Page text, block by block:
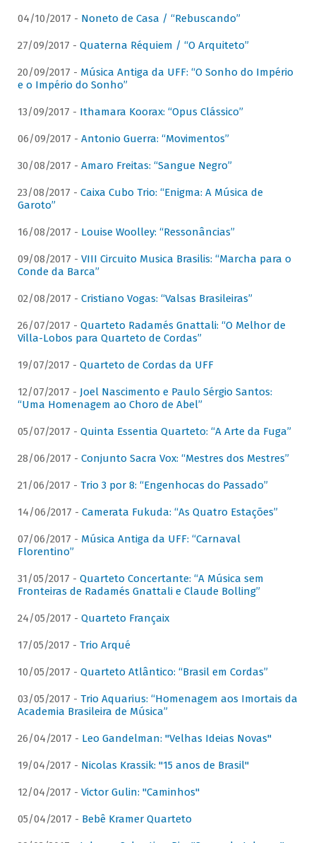
04/10/2017 - Noneto de Casa / “Rebuscando”
27/09/2017 - Quaterna Réquiem / “O Arquiteto”
20/09/2017 - Música Antiga da UFF: “O Sonho do Império
e o Império do Sonho”
13/09/2017 - Ithamara Koorax: “Opus Clássico”
06/09/2017 - Antonio Guerra: “Movimentos”
30/08/2017 - Amaro Freitas: “Sangue Negro”
23/08/2017 - Caixa Cubo Trio: “Enigma: A Música de
Garoto”
16/08/2017 - Louise Woolley: “Ressonâncias”
09/08/2017 - VIII Circuito Musica Brasilis: “Marcha para o
Conde da Barca”
02/08/2017 - Cristiano Vogas: “Valsas Brasileiras”
26/07/2017 - Quarteto Radamés Gnattali: “O Melhor de
Villa-Lobos para Quarteto de Cordas”
19/07/2017 - Quarteto de Cordas da UFF
12/07/2017 - Joel Nascimento e Paulo Sérgio Santos:
“Uma Homenagem ao Choro de Abel”
05/07/2017 - Quinta Essentia Quarteto: “A Arte da Fuga”
28/06/2017 - Conjunto Sacra Vox: “Mestres dos Mestres”
21/06/2017 - Trio 3 por 8: “Engenhocas do Passado”
14/06/2017 - Camerata Fukuda: “As Quatro Estações”
07/06/2017 - Música Antiga da UFF: “Carnaval
Florentino”
31/05/2017 - Quarteto Concertante: “A Música sem
Fronteiras de Radamés Gnattali e Claude Bolling”
24/05/2017 - Quarteto Françaix
17/05/2017 - Trio Arqué
10/05/2017 - Quarteto Atlântico: “Brasil em Cordas”
03/05/2017 - Trio Aquarius: “Homenagem aos Imortais da
Academia Brasileira de Música”
26/04/2017 - Leo Gandelman: "Velhas Ideias Novas"
19/04/2017 - Nicolas Krassik: "15 anos de Brasil"
12/04/2017 - Victor Gulin: "Caminhos"
05/04/2017 - Bebê Kramer Quarteto